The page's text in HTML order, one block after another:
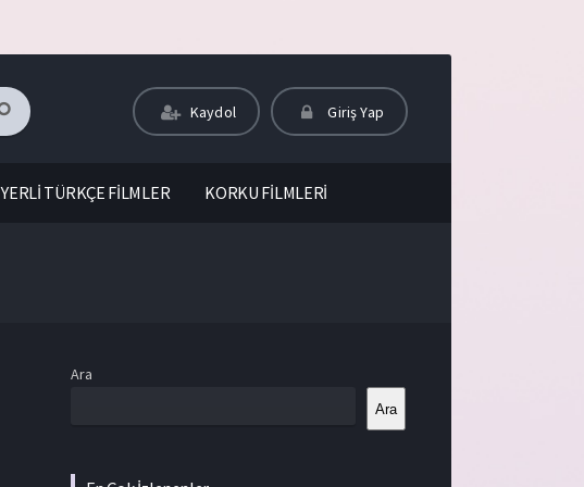
Kaydol Giriş Yap
YERLİ TÜRKÇE FİLMLER KORKU FİLMLERİ
Ara
Ara